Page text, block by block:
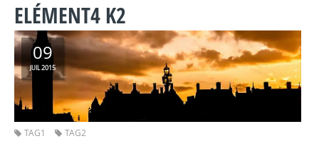
ELÉMENT4 K2
09
JUIL 2015
TAG1 TAG2